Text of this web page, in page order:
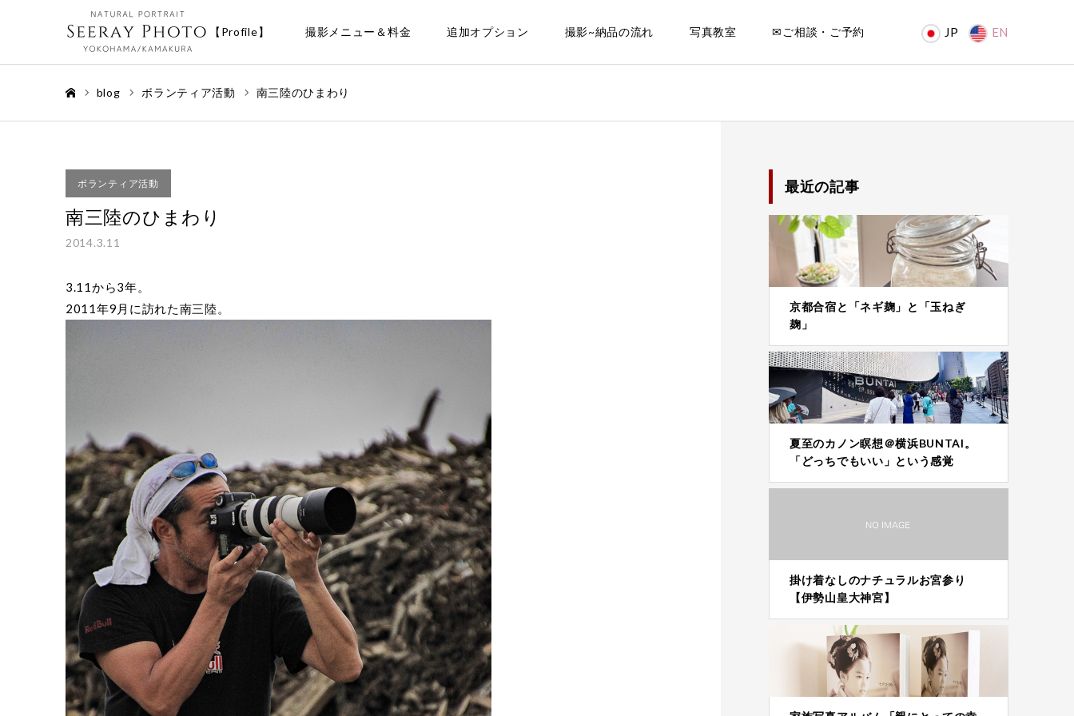
【Profile】 撮影メニュー＆料金 追加オプション 撮影~納品の流れ 写真教室 ✉ご相談・ご予約 JP EN
blog ボランティア活動 南三陸のひまわり
ボランティア活動
南三陸のひまわり
2014.3.11
3.11から3年。
2011年9月に訪れた南三陸。
最近の記事
京都合宿と「ネギ麹」と「玉ねぎ
麹」
夏至のカノン瞑想＠横浜BUNTAI。
「どっちでもいい」という感覚
掛け着なしのナチュラルお宮参り
【伊勢山皇大神宮】